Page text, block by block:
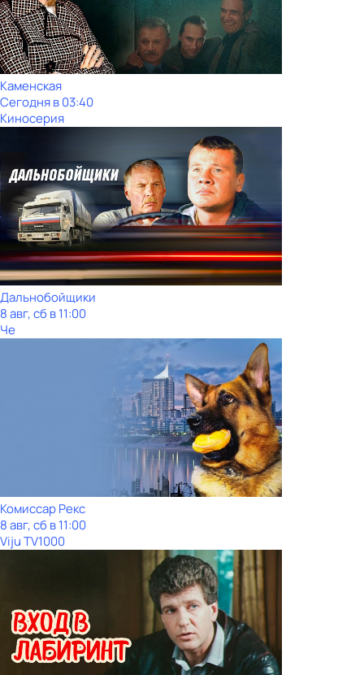
Каменская
Сегодня в 03:40
Киносерия
Дальнобойщики
8 авг, сб в 11:00
Че
Комиссар Рекс
8 авг, сб в 11:00
Viju TV1000